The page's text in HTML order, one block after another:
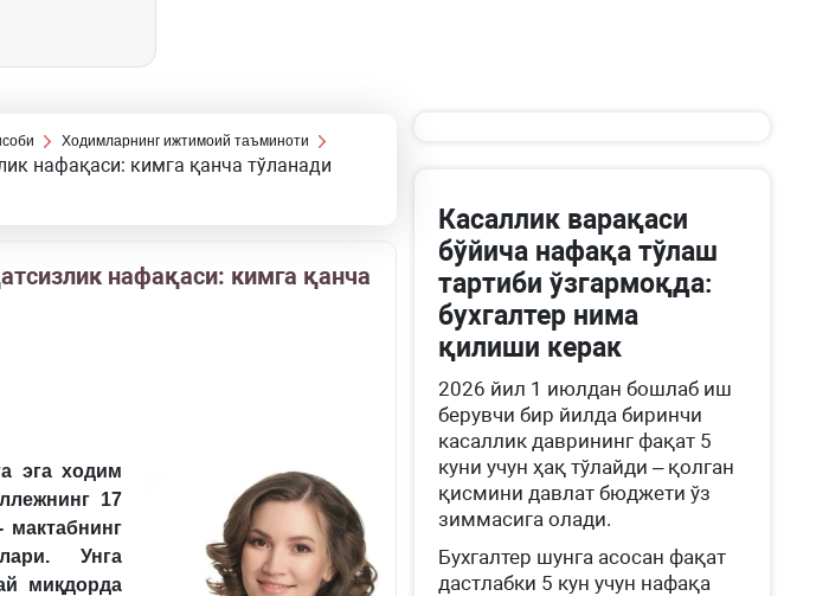
Ходимларнинг ижтимоий таъминоти
нафақаси: кимга қанча тўланади
нафақаси: кимга қанча
эга ходим
17
Унга
миқдорда
Касаллик варақаси
бўйича нафақа тўлаш
тартиби ўзгармоқда:
бухгалтер нима
қилиши керак
2026 йил 1 июлдан бошлаб иш
берувчи бир йилда биринчи
касаллик даврининг фақат 5
куни учун ҳақ тўлайди – қолган
қисмини давлат бюджети ўз
зиммасига олади.
Бухгалтер шунга асосан фақат
дастлабки 5 кун учун нафақа